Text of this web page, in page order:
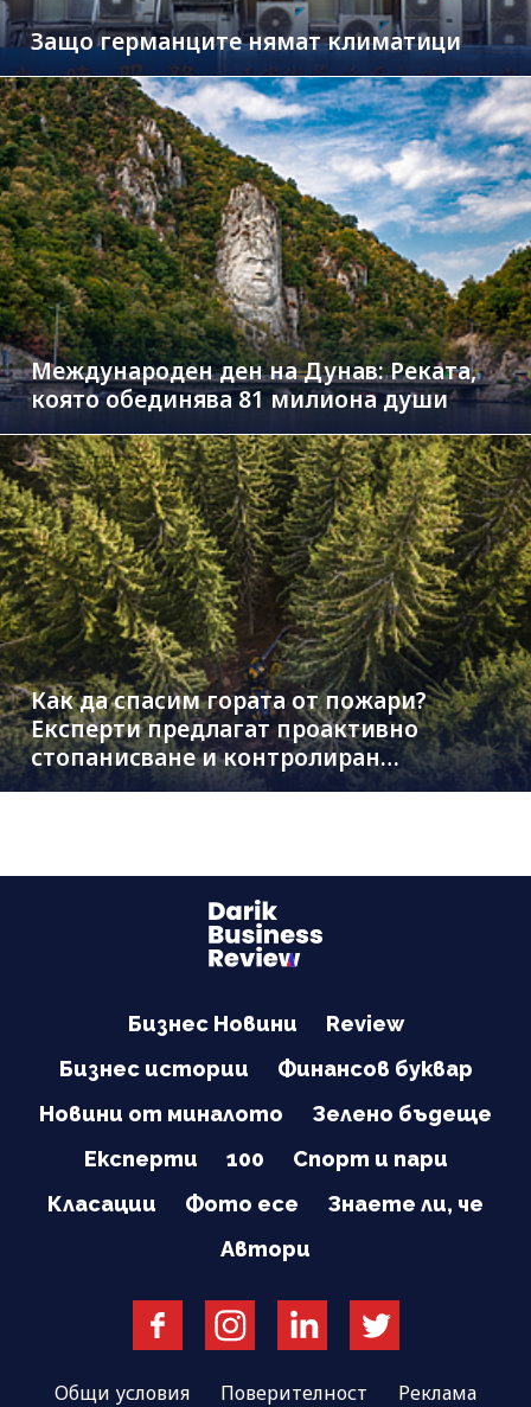
Защо германците нямат климатици
Международен ден на Дунав: Реката,
която обединява 81 милиона души
Как да спасим гората от пожари?
Експерти предлагат проактивно
стопанисване и контролиран
дърводобив
Бизнес Новини
Review
Бизнес истории
Финансов буквар
Новини от миналото
Зелено бъдеще
Експерти
100
Спорт и пари
Класации
Фото есе
Знаете ли, че
Автори
Общи условия Поверителност Реклама